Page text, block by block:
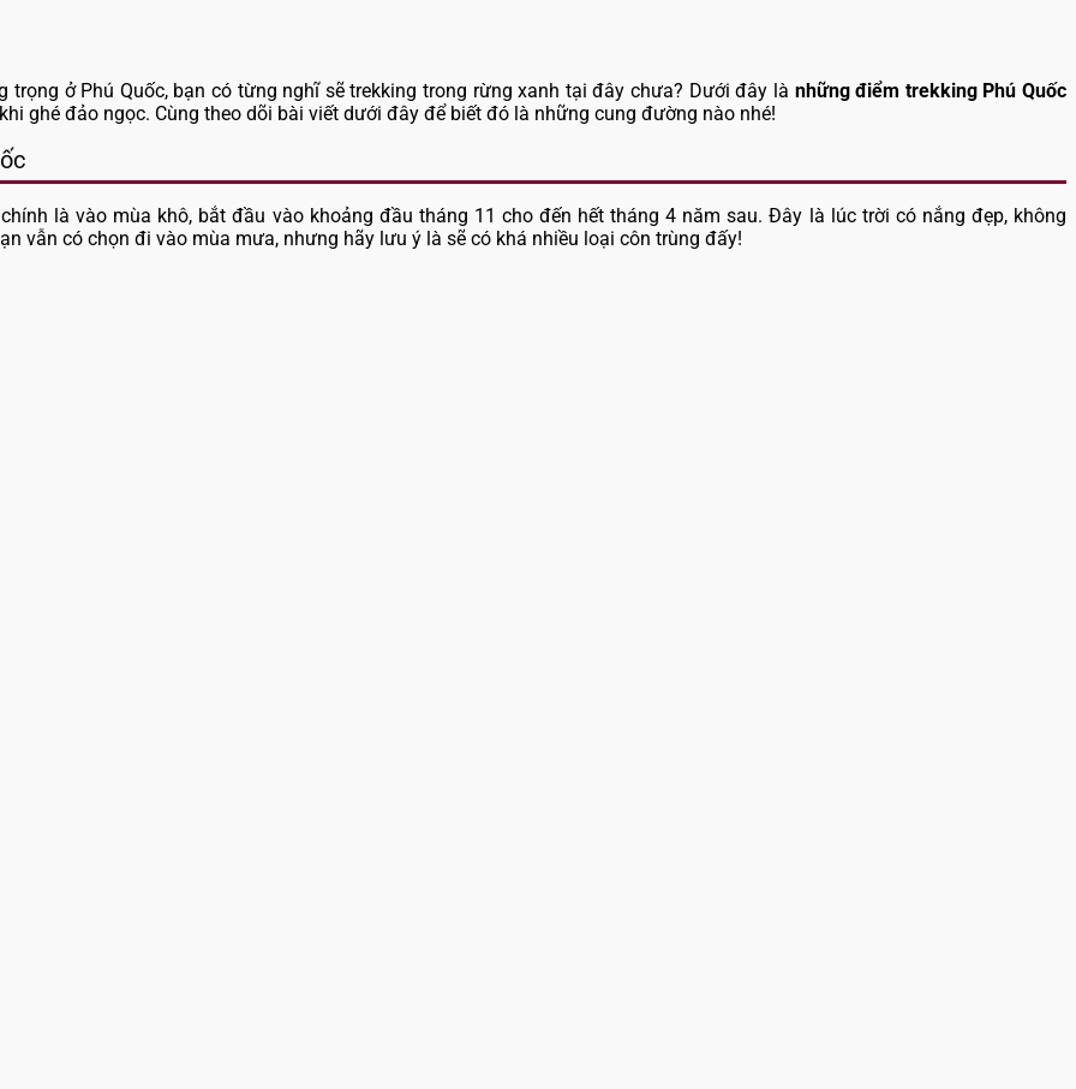
ở Phú Quốc, bạn có từng nghĩ sẽ trekking trong rừng xanh tại đây chưa? Dưới đây là những điểm trekking Phú Quốc
ghé đảo ngọc. Cùng theo dõi bài viết dưới đây để biết đó là những cung đường nào nhé!
là vào mùa khô, bắt đầu vào khoảng đầu tháng 11 cho đến hết tháng 4 năm sau. Đây là lúc trời có nắng đẹp, không
vẫn có chọn đi vào mùa mưa, nhưng hãy lưu ý là sẽ có khá nhiều loại côn trùng đấy!